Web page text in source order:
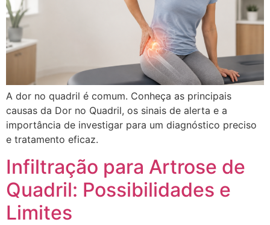
A dor no quadril é comum. Conheça as principais
causas da Dor no Quadril, os sinais de alerta e a
importância de investigar para um diagnóstico preciso
e tratamento eficaz.
Infiltração para Artrose de
Quadril: Possibilidades e
Limites